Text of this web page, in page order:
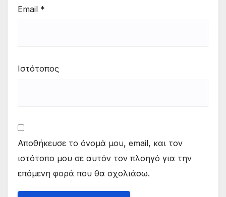
Email *
Ιστότοπος
Αποθήκευσε το όνομά μου, email, και τον
ιστότοπο μου σε αυτόν τον πλοηγό για την
επόμενη φορά που θα σχολιάσω.